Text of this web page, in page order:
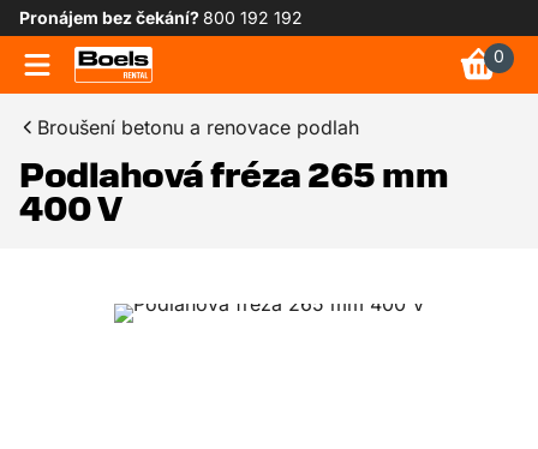
Pronájem bez čekání?800 192 192
0
Broušení betonu a renovace podlah
Podlahová fréza 265 mm
400 V